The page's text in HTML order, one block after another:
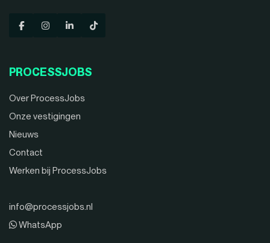
PROCESSJOBS
Over ProcessJobs
Onze vestigingen
Nieuws
Contact
Werken bij ProcessJobs
info@processjobs.nl
WhatsApp